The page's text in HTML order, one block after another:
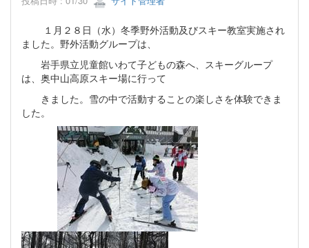
１月２８日（水）冬季野外活動及びスキー教室実施され
ました。野外活動グループは、
岩手県立児童館いわて子どもの森へ、スキーグループ
は、奥中山高原スキー場に行って
きました。雪の中で活動することの楽しさを体験できま
した。